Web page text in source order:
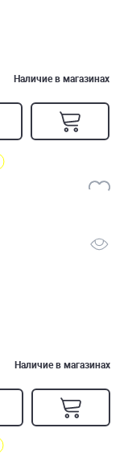
Наличие в магазинах
Наличие в магазинах